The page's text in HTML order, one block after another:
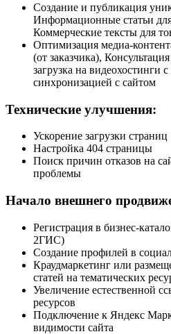
Создание и публикация
Информационные статьи
Коммерческие тексты для
Оптимизация медиа-
(от заказчика),
загрузка на видеохостинги
синхронизацией с сайтом
Технические улучшения:
Ускорение загрузки страниц
Настройка 404 страницы
Поиск причин отказов на
проблемы
Начало внешнего
Регистрация в бизнес-
2ГИС)
Создание профилей в
Краудмаркетинг или
статей на тематических
Увеличение естественной
ресурсов
Подключение к Яндекс
видимости сайта